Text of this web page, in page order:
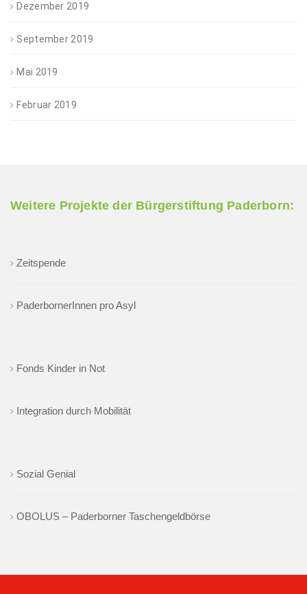
Dezember 2019
September 2019
Mai 2019
Februar 2019
Weitere Projekte der Bürgerstiftung Paderborn:
Zeitspende
PaderbornerInnen pro Asyl
Fonds Kinder in Not
Integration durch Mobilität
Sozial Genial
OBOLUS – Paderborner Taschengeldbörse